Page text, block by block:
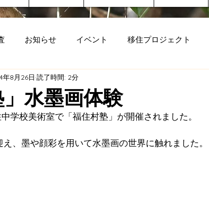
お知らせ イベント 移住プロジェクト
エネルギープロジェクト
天理市オーガニックビレッジ ×「福住村」プロジェクト
」水墨画体験
年8月26日 読了時間: 2分
学校美術室で「福住村塾」が開催されました。
、墨や顔彩を用いて水墨画の世界に触れました。